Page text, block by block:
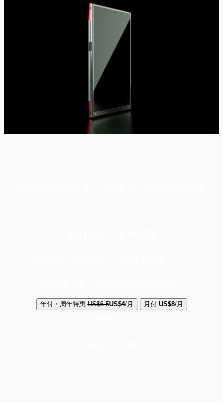
年付・周年特惠 US$6.5US$4/月 月付 US$8/月